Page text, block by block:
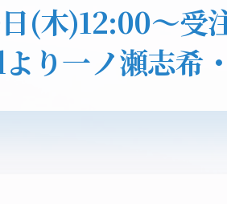
(木)12:00～受
り一ノ瀬志希
ースシャンプ